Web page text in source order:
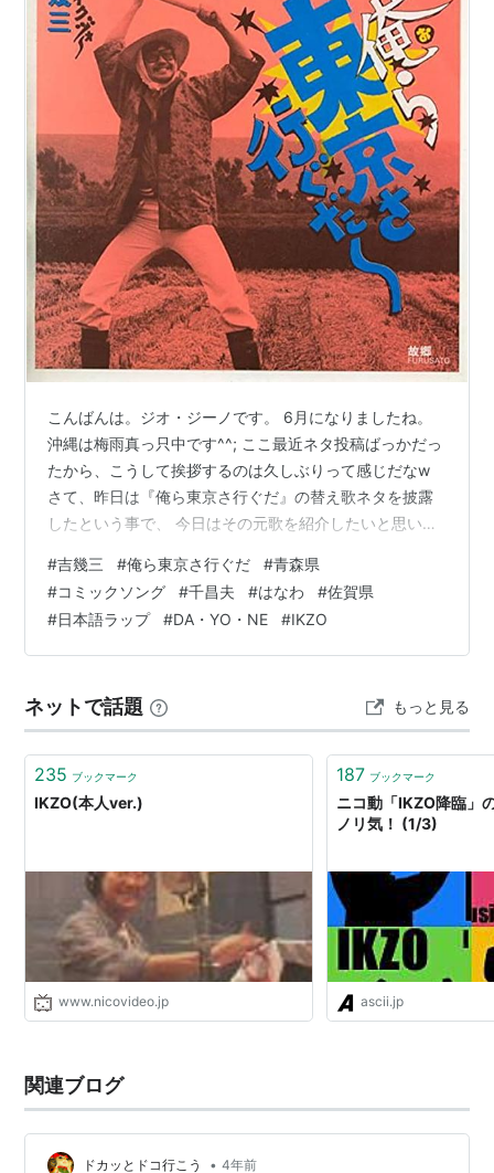
こんばんは。ジオ・ジーノです。 6月になりましたね。
沖縄は梅雨真っ只中です^^; ここ最近ネタ投稿ばっかだっ
たから、こうして挨拶するのは久しぶりって感じだなw
さて、昨日は『俺ら東京さ行ぐだ』の替え歌ネタを披露
したという事で、 今日はその元歌を紹介したいと思いま
www.youtube.com
#吉幾三 #俺ら東京さ行ぐだ #青森県
#コミックソング #千昌夫 #はなわ #佐賀県
#日本語ラップ #DA・YO・NE #IKZO
ネットで話題 もっと見る
235 ブックマーク
IKZO(本人ver.)
www.nicovideo.jp
187 ブックマーク
ニコ動「IKZO降臨」
ノリ気！ (1/3)
ascii.jp
関連ブログ
ドカッとドコ行こう • 4年前